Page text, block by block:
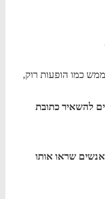
כמו הופעות רוק,
להשאיר כתובת
שראו אותו